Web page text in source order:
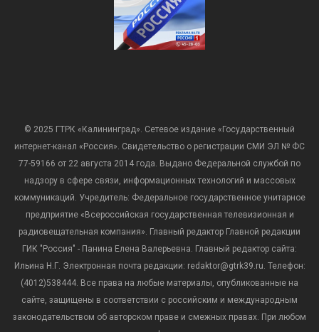
© 2025 ГТРК «Калининград». Сетевое издание «Государственный
интернет-канал «Россия». Свидетельство о регистрации СМИ ЭЛ № ФС
77-59166 от 22 августа 2014 года. Выдано Федеральной службой по
надзору в сфере связи, информационных технологий и массовых
коммуникаций. Учредитель: Федеральное государственное унитарное
предприятие «Всероссийская государственная телевизионная и
радиовещательная компания». Главный редактор Главной редакции
ГИК "Россия" - Панина Елена Валерьевна. Главный редактор сайта:
Ильина Н.Г. Электронная почта редакции: redaktor@gtrk39.ru. Телефон:
(4012)538444. Все права на любые материалы, опубликованные на
сайте, защищены в соответствии с российским и международным
законодательством об авторском праве и смежных правах. При любом